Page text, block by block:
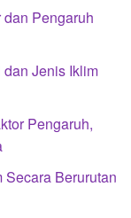
Pengaruh
Jenis Iklim
Pengaruh,
Berurutan